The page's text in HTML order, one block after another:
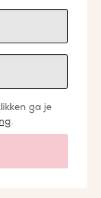
ga je
.